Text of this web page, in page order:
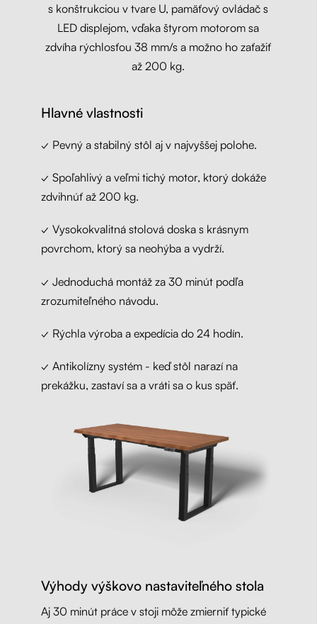
s konštrukciou v tvare U, pamäťový ovládač s
LED displejom, vďaka štyrom motorom sa
zdvíha rýchlosťou 38 mm/s a možno ho zaťažiť
až 200 kg.
Hlavné vlastnosti
✓ Pevný a stabilný stôl aj v najvyššej polohe.
✓ Spoľahlivý a veľmi tichý motor, ktorý dokáže
zdvihnúť až 200 kg.
✓ Vysokokvalitná stolová doska s krásnym
povrchom, ktorý sa neohýba a vydrží.
✓ Jednoduchá montáž za 30 minút podľa
zrozumiteľného návodu.
✓ Rýchla výroba a expedícia do 24 hodín.
✓ Antikolízny systém - keď stôl narazí na
prekážku, zastaví sa a vráti sa o kus späť.
Výhody výškovo nastaviteľného stola
Aj 30 minút práce v stoji môže zmierniť typické